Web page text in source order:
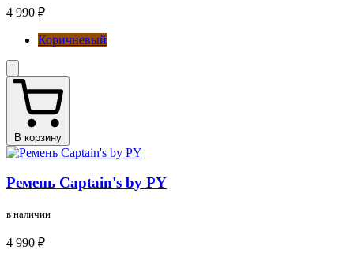
4 990 ₽
Коричневый
В корзину
Ремень Captain's by PY
в наличии
4 990 ₽